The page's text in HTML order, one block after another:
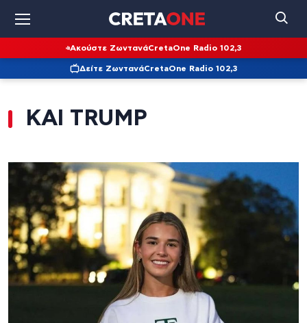
Ακούστε ΖωντανάCretaOne Radio 102,3
Δείτε ΖωντανάCretaOne Radio 102,3
KAI TRUMP